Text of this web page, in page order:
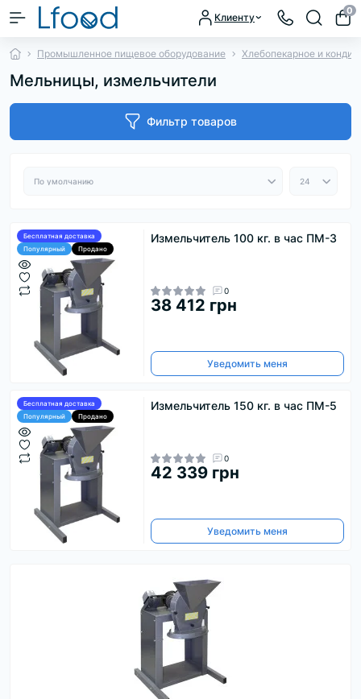
Клиенту
0
Промышленное пищевое оборудование Хлебопекарное и
Мельницы, измельчители
Фильтр товаров
Бесплатная доставка
Популярный
Продано
Измельчитель 100 кг. в час ПМ-3
0
38 412 грн
Уведомить меня
Бесплатная доставка
Популярный
Продано
Измельчитель 150 кг. в час ПМ-5
0
42 339 грн
Уведомить меня